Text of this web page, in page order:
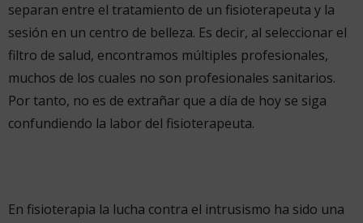
separan entre el tratamiento de un fisioterapeuta y la
sesión en un centro de belleza. Es decir, al seleccionar el
filtro de salud, encontramos múltiples profesionales,
muchos de los cuales no son profesionales sanitarios.
Por tanto, no es de extrañar que a día de hoy se siga
confundiendo la labor del fisioterapeuta.
En fisioterapia la lucha contra el intrusismo ha sido una